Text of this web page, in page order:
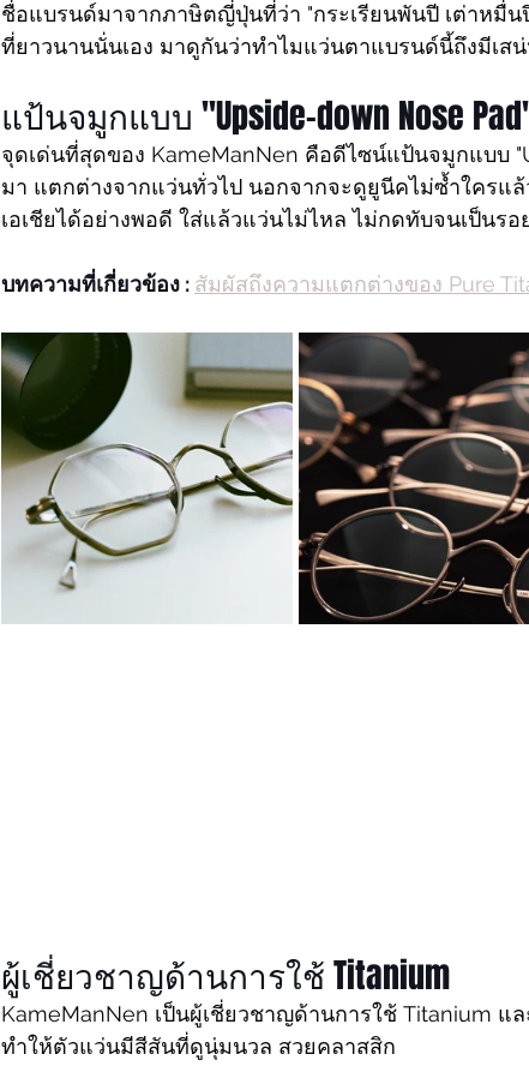
ชื่อแบรนด์มาจากภาษิตญี่ปุ่นที่ว่า "กระเรียนพันปี เต่าหมื่
ที่ยาวนานนั่นเอง มาดูกันว่าทำไมแว่นตาแบรนด์นี้ถึงมีเส
แป้นจมูกแบบ "Upside-down Nose
จุดเด่นที่สุดของ KameManNen คือดีไซน์แป้นจมูกแบบ
มา แตกต่างจากแว่นทั่วไป นอกจากจะดูยูนีคไม่ซ้ำใครแ
เอเชียได้อย่างพอดี ใส่แล้วแว่นไม่ไหล ไม่กดทับจนเป็นรอ
บทความที่เกี่ยวข้อง : สัมผัสถึงความแตกต่างของ Pure
ผู้เชี่ยวชาญด้านการใช้ Titanium
KameManNen เป็นผู้เชี่ยวชาญด้านการใช้ Titanium แ
ทำให้ตัวแว่นมีสีสันที่ดูนุ่มนวล สวยคลาสสิก